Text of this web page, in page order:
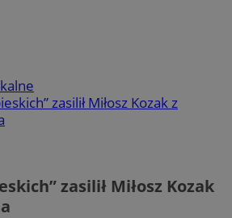
zasilił Miłosz Kozak z
zasilił Miłosz Kozak